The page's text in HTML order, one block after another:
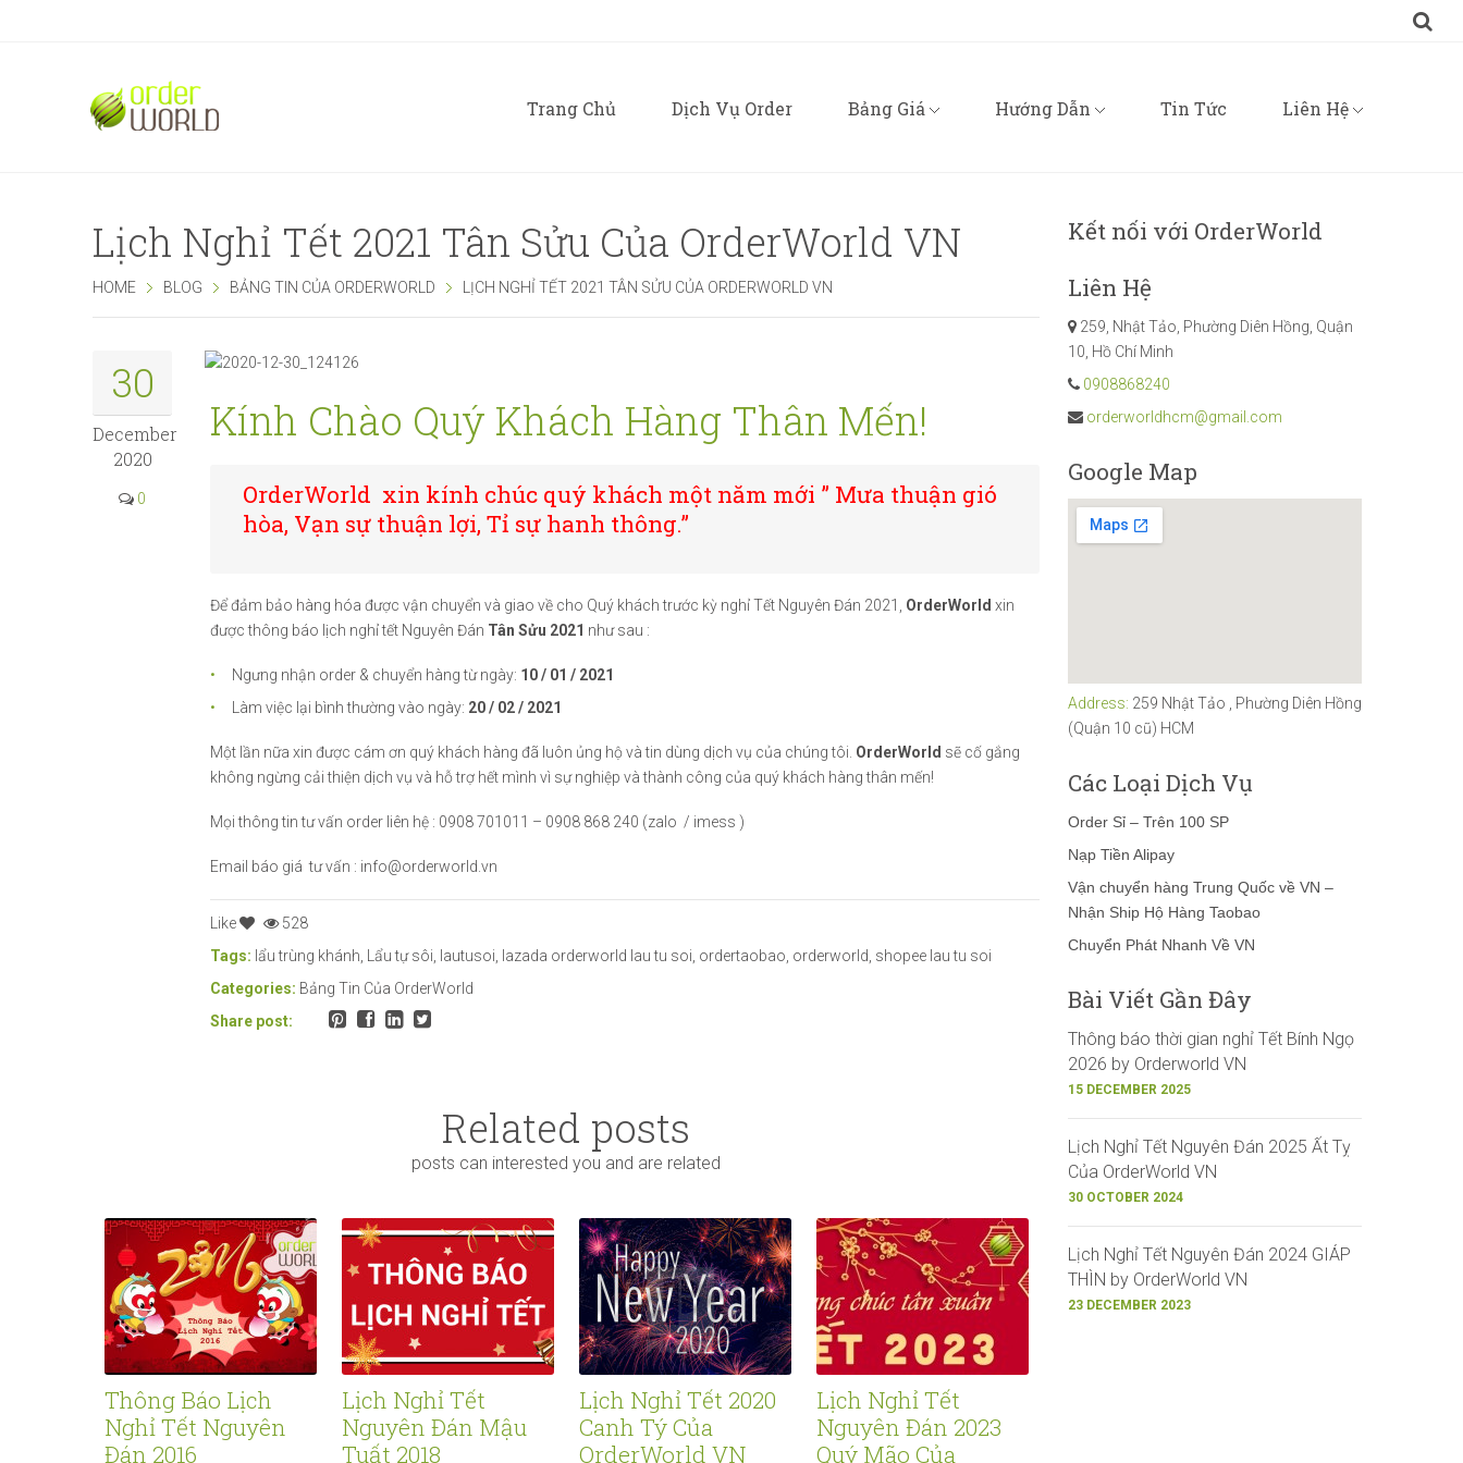
Trang Chủ Dịch Vụ Order Bảng Giá
Order Trọn Gói Kg ( từ 1kg trở lên)
Vận chuyển hàng Trung Quốc về VN – Nhận Ship Hộ Hàng Taobao
Hướng Dẫn
Hướng Dẫn Lấy Từ Khóa & Link Tham Khảo
Cam Kết Và Quy Định Khi Order
Tin Tức Liên Hệ
Lịch Nghỉ Tết 2021 Tân Sửu Của OrderWorld VN
HOME BLOG BẢNG TIN CỦA ORDERWORLD LỊCH NGHỈ TẾT 2021 TÂN SỬU CỦA ORDERWORLD VN
30
December
2020
0
Kính Chào Quý Khách Hàng Thân Mến!
OrderWorld xin kính chúc quý khách một năm mới ” Mưa thuận gió
hòa, Vạn sự thuận lợi, Tỉ sự hanh thông.”
Để đảm bảo hàng hóa được vận chuyển và giao về cho Quý khách trước kỳ nghỉ Tết Nguyên Đán 2021, OrderWorld xin
được thông báo lịch nghỉ tết Nguyên Đán Tân Sửu 2021 như sau :
Ngưng nhận order & chuyển hàng từ ngày: 10 / 01 / 2021
Làm việc lại bình thường vào ngày: 20 / 02 / 2021
Một lần nữa xin được cám ơn quý khách hàng đã luôn ủng hộ và tin dùng dịch vụ của chúng tôi. OrderWorld sẽ cố gắng
không ngừng cải thiện dịch vụ và hỗ trợ hết mình vì sự nghiệp và thành công của quý khách hàng thân mến!
Mọi thông tin tư vấn order liên hệ : 0908 701011 – 0908 868 240 (zalo / imess )
Email báo giá tư vấn : info@orderworld.vn
Like
528
Tags: lẩu trùng khánh Lẩu tự sôi lautusoi lazada orderworld lau tu soi ordertaobao orderworld shopee lau tu soi
Categories: Bảng Tin Của OrderWorld
Share post:
Related posts
posts can interested you and are related
Thông Báo Lịch
Nghỉ Tết Nguyên
Đán 2016
Lịch Nghỉ Tết
Nguyên Đán Mậu
Tuất 2018
Lịch Nghỉ Tết 2020
Canh Tý Của
OrderWorld VN
Lịch Nghỉ Tết
Nguyên Đán 2023
Quý Mão Của
Kết nối với OrderWorld
Liên Hệ
259, Nhật Tảo, Phường Diên Hồng, Quận
10, Hồ Chí Minh
0908868240
orderworldhcm@gmail.com
Google Map
Address: 259 Nhật Tảo , Phường Diên Hồng
(Quận 10 cũ) HCM
Các Loại Dịch Vụ
Order Sỉ – Trên 100 SP
Nạp Tiền Alipay
Vận chuyển hàng Trung Quốc về VN –
Nhận Ship Hộ Hàng Taobao
Chuyển Phát Nhanh Về VN
Bài Viết Gần Đây
Thông báo thời gian nghỉ Tết Bính Ngọ
2026 by Orderworld VN
15 DECEMBER 2025
Lịch Nghỉ Tết Nguyên Đán 2025 Ất Tỵ
Của OrderWorld VN
30 OCTOBER 2024
Lịch Nghỉ Tết Nguyên Đán 2024 GIÁP
THÌN by OrderWorld VN
23 DECEMBER 2023